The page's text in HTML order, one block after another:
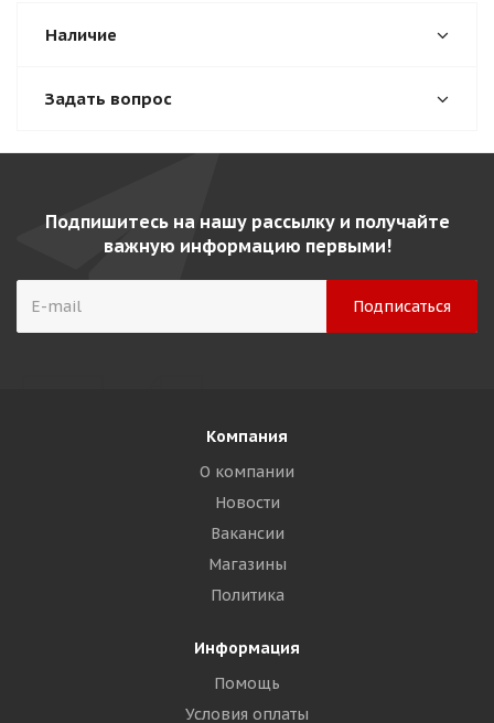
Наличие
Задать вопрос
Подпишитесь на нашу рассылку и получайте
важную информацию первыми!
Компания
О компании
Новости
Вакансии
Магазины
Политика
Информация
Помощь
Условия оплаты